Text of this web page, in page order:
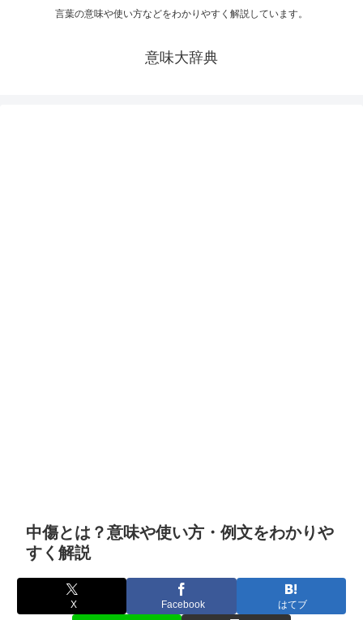
言葉の意味や使い方などをわかりやすく解説しています。
意味大辞典
中傷とは？意味や使い方・例文をわかりや
すく解説
X Facebook はてブ